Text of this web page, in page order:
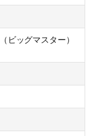
ビッグマスター）